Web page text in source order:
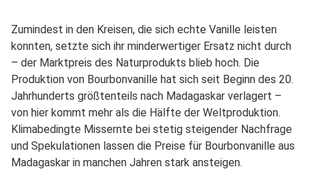
Zumindest in den Kreisen, die sich echte Vanille leisten
konnten, setzte sich ihr minderwertiger Ersatz nicht durch
– der Marktpreis des Naturprodukts blieb hoch. Die
Produktion von Bourbonvanille hat sich seit Beginn des 20.
Jahrhunderts größtenteils nach Madagaskar verlagert –
von hier kommt mehr als die Hälfte der Weltproduktion.
Klimabedingte Missernte bei stetig steigender Nachfrage
und Spekulationen lassen die Preise für Bourbonvanille aus
Madagaskar in manchen Jahren stark ansteigen.